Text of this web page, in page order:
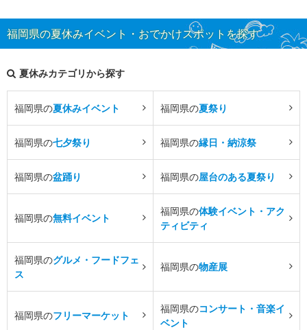
福岡県の夏休みイベント・おでかけスポットを探す
夏休みカテゴリから探す
福岡県の夏休みイベント 福岡県の夏祭り
福岡県の七夕祭り 福岡県の縁日・納涼祭
福岡県の盆踊り 福岡県の屋台のある夏祭り
福岡県の無料イベント
福岡県の体験イベント・アク
ティビティ
福岡県のグルメ・フードフェ
ス
福岡県の物産展
福岡県のフリーマーケット
福岡県のコンサート・音楽イ
ベント